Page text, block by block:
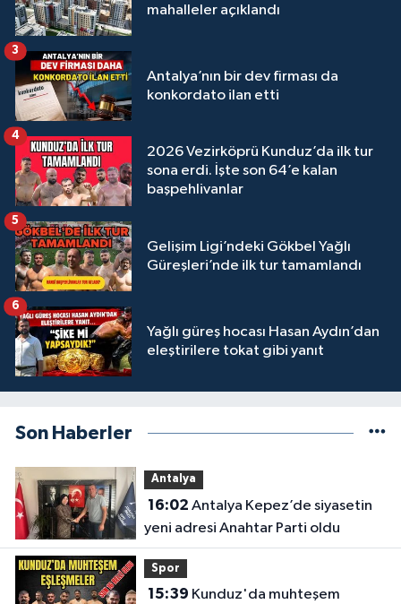
mahalleler açıklandı
Antalya’nın bir dev firması da
konkordato ilan etti
3
2026 Vezirköprü Kunduz’da ilk tur
sona erdi. İşte son 64’e kalan
başpehlivanlar
4
Gelişim Ligi’ndeki Gökbel Yağlı
Güreşleri’nde ilk tur tamamlandı
5
Yağlı güreş hocası Hasan Aydın’dan
eleştirilere tokat gibi yanıt
6
Son Haberler
Antalya
16:02
yeni adresi Anahtar Parti oldu
Spor
15:39